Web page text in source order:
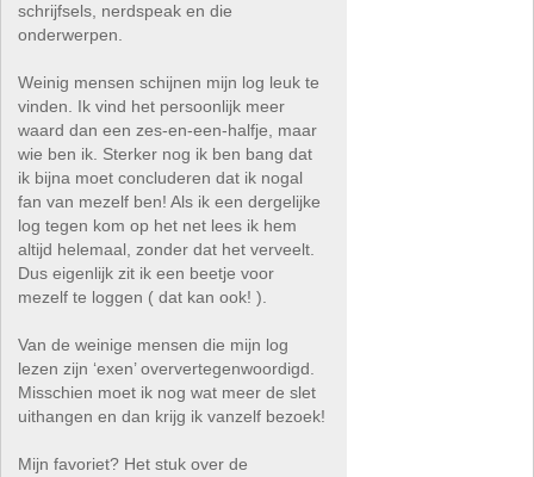
schrijfsels, nerdspeak en die
onderwerpen.
Weinig mensen schijnen mijn log leuk te
vinden. Ik vind het persoonlijk meer
waard dan een zes-en-een-halfje, maar
wie ben ik. Sterker nog ik ben bang dat
ik bijna moet concluderen dat ik nogal
fan van mezelf ben! Als ik een dergelijke
log tegen kom op het net lees ik hem
altijd helemaal, zonder dat het verveelt.
Dus eigenlijk zit ik een beetje voor
mezelf te loggen ( dat kan ook! ).
Van de weinige mensen die mijn log
lezen zijn ‘exen’ oververtegenwoordigd.
Misschien moet ik nog wat meer de slet
uithangen en dan krijg ik vanzelf bezoek!
Mijn favoriet? Het stuk over de